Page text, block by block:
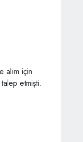
alım için
etmişti.